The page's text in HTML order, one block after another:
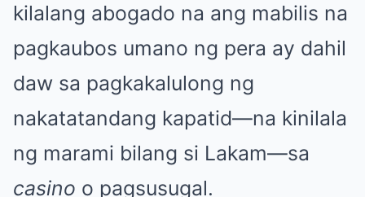
kilalang abogado na ang mabilis na
pagkaubos umano ng pera ay dahil
daw sa pagkakalulong ng
nakatatandang kapatid—na kinilala
ng marami bilang si Lakam—sa
casino o pagsusugal.